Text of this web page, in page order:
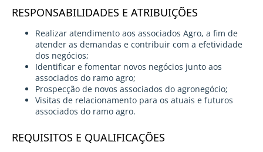
RESPONSABILIDADES E ATRIBUIÇÕES
Realizar atendimento aos associados Agro, a fim de
atender as demandas e contribuir com a efetividade
dos negócios;
Identificar e fomentar novos negócios junto aos
associados do ramo agro;
Prospecção de novos associados do agronegócio;
Visitas de relacionamento para os atuais e futuros
associados do ramo agro.
REQUISITOS E QUALIFICAÇÕES